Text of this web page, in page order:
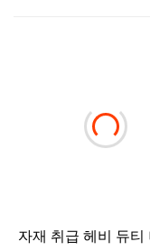
자재 취급 헤비 듀티